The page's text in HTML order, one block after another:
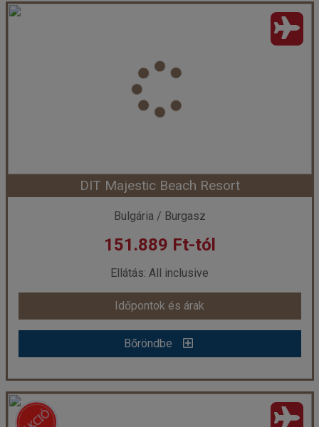
Caretta Beach ****
Város:Konakli
Utazás módja:
Repülővel
Ellátás:
Szálláskategória:Hotel ****
Kétágyas szoba
Időpont: 2026-09-22 | 3 éj
már 150.370 Ft-tól
Időpontok és árak
Bőröndbe
DIT Majestic Beach Resort
Bulgária / Burgasz
151.889 Ft-tól
Ellátás: All inclusive
Időpontok és árak
Bőröndbe
DIT Majestic Beach Resort